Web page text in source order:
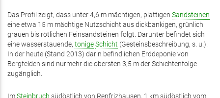
Das Profil zeigt, dass unter 4,6 m mächtigen, plattigen Sandsteinen
eine etwa 15 m mächtige Nutzschicht aus dickbankigen, grünlich
grauen bis rötlichen Feinsandsteinen folgt. Darunter befindet sich
eine wasserstauende, tonigeSchicht (Gesteinsbeschreibung, s. u.).
In der heute (Stand 2013) darin befindlichen Erddeponie von
Bergfelden sind nurmehr die obersten 3,5 m der Schichtenfolge
zugänglich.
ImSteinbruch südöstlich von Renfrizhausen, 1 km südöstlich vom